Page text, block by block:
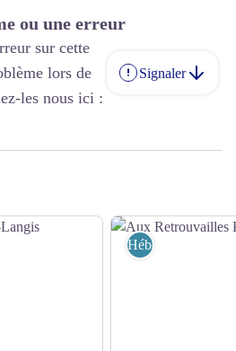
ou une erreur
sur cette
lors de
les nous ici :
Signaler
Hébergements